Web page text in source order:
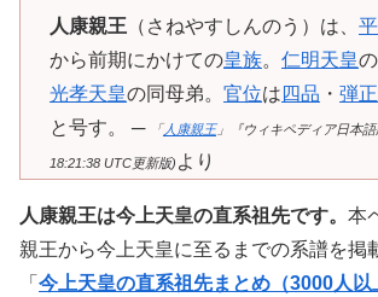
人康親王 （さねやすしんのう）は、
から前期にかけての皇族。 仁明天皇
光孝天皇の同母弟。 官位は 四品 ・ 弾
と号す。 ─
「 人康親王」『ウィキペディア日本
18:21:38 UTC更新版) より
人康親王は今上天皇の直系祖先です。 本
親王から今上天皇に至るまでの系譜を掲
「 今上天皇の直系祖先まとめ（3000人以